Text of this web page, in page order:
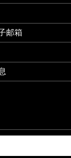
邮箱